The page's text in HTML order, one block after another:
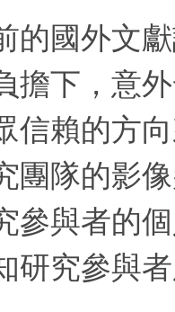
國外文獻
擔下，意
信賴的方
團隊的影
參與者的
研究參與